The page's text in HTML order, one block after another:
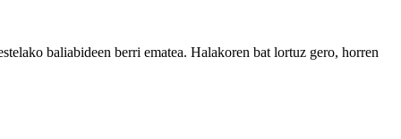
baliabideen berri ematea. Halakoren bat lortuz gero, horren